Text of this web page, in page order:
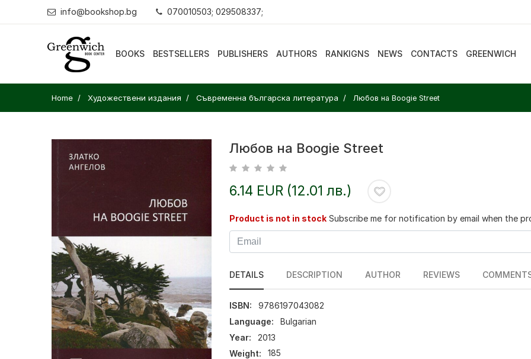
info@bookshop.bg 070010503; 029508337;
BOOKS BESTSELLERS PUBLISHERS AUTHORS RANKIGNS NEWS CONTACTS GREENWICH
Home Художествени издания Съвременна българска литература Любов на Boogie Street
Любов на Boogie Street
6.14 EUR (12.01 лв.)
Product is not in stock Subscribe me for notification by email when the
DETAILS DESCRIPTION AUTHOR REVIEWS
ISBN:
9786197043082
Language:
Bulgarian
Year:
2013
Weight:
185